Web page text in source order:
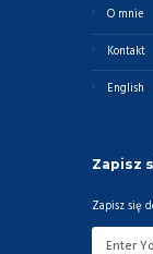
O mnie
Kontakt
English
Zapisz
Zapisz się